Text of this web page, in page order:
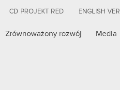
CD PROJEKT RED ENGLISH
Zrównoważony rozwój Media